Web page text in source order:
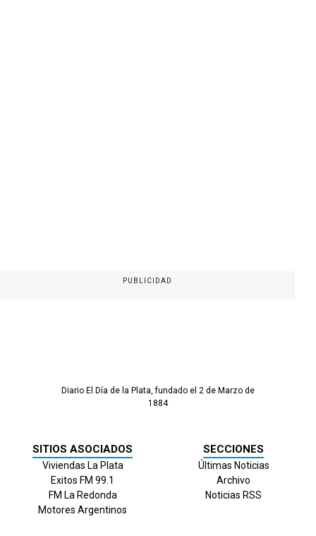
PUBLICIDAD
Diario El Día de la Plata, fundado el 2 de Marzo de
1884
SITIOS ASOCIADOS
Viviendas La Plata
Exitos FM 99.1
FM La Redonda
Motores Argentinos
SECCIONES
Últimas Noticias
Archivo
Noticias RSS